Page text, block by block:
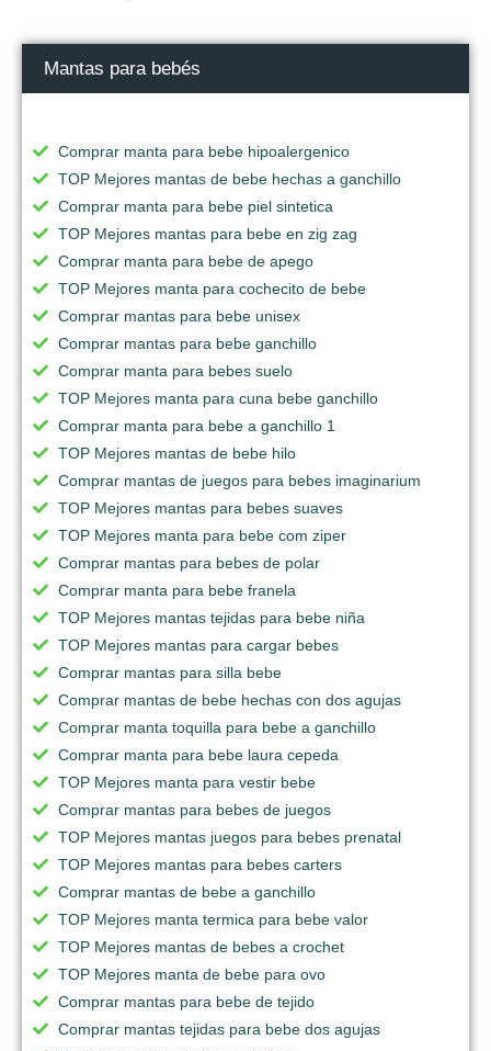
Mantas para bebés
Comprar manta para bebe hipoalergenico
TOP Mejores mantas de bebe hechas a ganchillo
Comprar manta para bebe piel sintetica
TOP Mejores mantas para bebe en zig zag
Comprar manta para bebe de apego
TOP Mejores manta para cochecito de bebe
Comprar mantas para bebe unisex
Comprar mantas para bebe ganchillo
Comprar manta para bebes suelo
TOP Mejores manta para cuna bebe ganchillo
Comprar manta para bebe a ganchillo 1
TOP Mejores mantas de bebe hilo
Comprar mantas de juegos para bebes imaginarium
TOP Mejores mantas para bebes suaves
TOP Mejores manta para bebe com ziper
Comprar mantas para bebes de polar
Comprar manta para bebe franela
TOP Mejores mantas tejidas para bebe niña
TOP Mejores mantas para cargar bebes
Comprar mantas para silla bebe
Comprar mantas de bebe hechas con dos agujas
Comprar manta toquilla para bebe a ganchillo
Comprar manta para bebe laura cepeda
TOP Mejores manta para vestir bebe
Comprar mantas para bebes de juegos
TOP Mejores mantas juegos para bebes prenatal
TOP Mejores mantas para bebes carters
Comprar mantas de bebe a ganchillo
TOP Mejores manta termica para bebe valor
TOP Mejores mantas de bebes a crochet
TOP Mejores manta de bebe para ovo
Comprar mantas para bebe de tejido
Comprar mantas tejidas para bebe dos agujas